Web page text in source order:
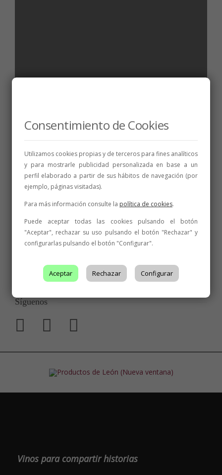
10 de febrero de 2018 1 min
Síguenos
Vinos para compartir historias
Consentimiento de Cookies
Utilizamos cookies propias y de terceros para fines analíticos
y para mostrarle publicidad personalizada en base a un
perfil elaborado a partir de sus hábitos de navegación (por
ejemplo, páginas visitadas).
Para más información consulte la política de cookies.
Puede aceptar todas las cookies pulsando el botón
"Aceptar", rechazar su uso pulsando el botón "Rechazar" y
configurarlas pulsando el botón "Configurar".
Aceptar Rechazar Configurar